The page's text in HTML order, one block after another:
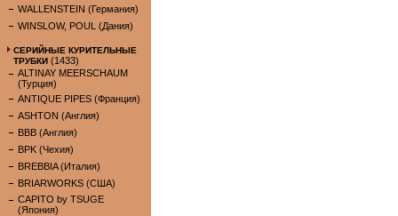
WALLENSTEIN (Германия)
WINSLOW, POUL (Дания)
СЕРИЙНЫЕ КУРИТЕЛЬНЫЕ
ТРУБКИ (1433)
ALTINAY MEERSCHAUM
(Турция)
ANTIQUE PIPES (Франция)
ASHTON (Англия)
BBB (Англия)
BPK (Чехия)
BREBBIA (Италия)
BRIARWORKS (США)
CAPITO by TSUGE
(Япония)